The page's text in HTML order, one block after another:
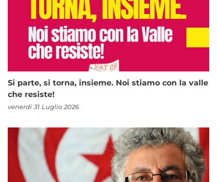
Si parte, si torna, insieme. Noi stiamo con la valle
che resiste!
venerdì 31 Luglio 2026